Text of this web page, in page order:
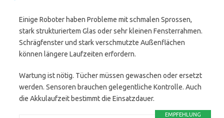
Einige Roboter haben Probleme mit schmalen Sprossen,
stark strukturiertem Glas oder sehr kleinen Fensterrahmen.
Schrägfenster und stark verschmutzte Außenflächen
können längere Laufzeiten erfordern.
Wartung ist nötig. Tücher müssen gewaschen oder ersetzt
werden. Sensoren brauchen gelegentliche Kontrolle. Auch
die Akkulaufzeit bestimmt die Einsatzdauer.
EMPFEHLUNG